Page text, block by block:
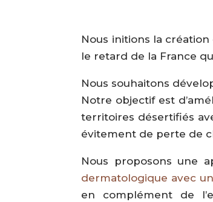
Nous initions la
le retard de la France
Nous souhaitons
Notre objectif est
territoires désertifiés
évitement de perte de
Nous proposons une
dermatologique avec
en complément de